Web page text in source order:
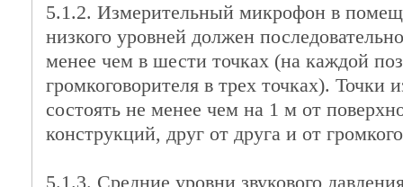
5.1.2. Измерительный микрофон в
низкого уровней должен
менее чем в шести точках (на каждой
громкоговорителя в трех точках). Точки
состоять не менее чем на 1 м от
конструкций, друг от друга и от
5.1.3. Средние уровни звукового